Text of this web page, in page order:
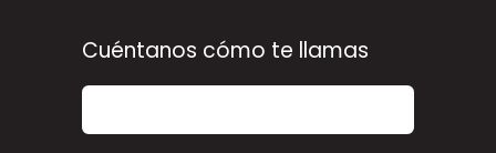
Cuéntanos cómo te llamas